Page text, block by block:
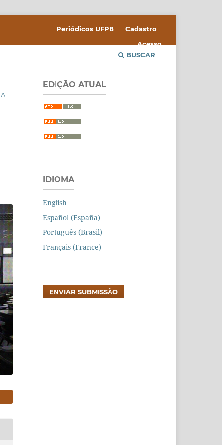
BUSCAR
Periódicos UFPB
Cadastro
Acesso
EDIÇÃO ATUAL
IDIOMA
English
Español (España)
Português (Brasil)
Français (France)
ENVIAR SUBMISSÃO